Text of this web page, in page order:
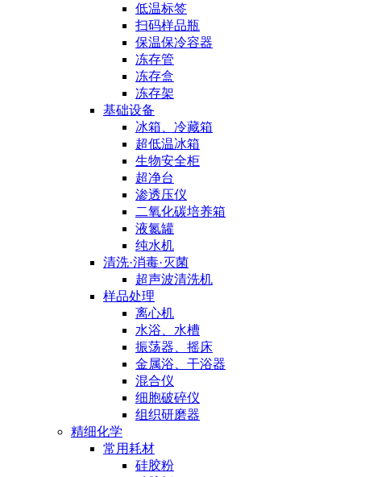
低温标签
扫码样品瓶
保温保冷容器
冻存管
冻存盒
冻存架
基础设备
冰箱、冷藏箱
超低温冰箱
生物安全柜
超净台
渗透压仪
二氧化碳培养箱
液氮罐
纯水机
清洗·消毒·灭菌
超声波清洗机
样品处理
离心机
水浴、水槽
振荡器、摇床
金属浴、干浴器
混合仪
细胞破碎仪
组织研磨器
精细化学
常用耗材
硅胶粉